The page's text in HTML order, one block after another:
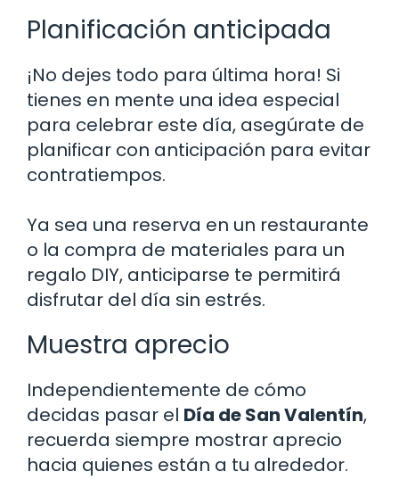
Planificación anticipada
¡No dejes todo para última hora! Si
tienes en mente una idea especial
para celebrar este día, asegúrate de
planificar con anticipación para evitar
contratiempos.
Ya sea una reserva en un restaurante
o la compra de materiales para un
regalo DIY, anticiparse te permitirá
disfrutar del día sin estrés.
Muestra aprecio
Independientemente de cómo
decidas pasar el Día de San Valentín,
recuerda siempre mostrar aprecio
hacia quienes están a tu alrededor.